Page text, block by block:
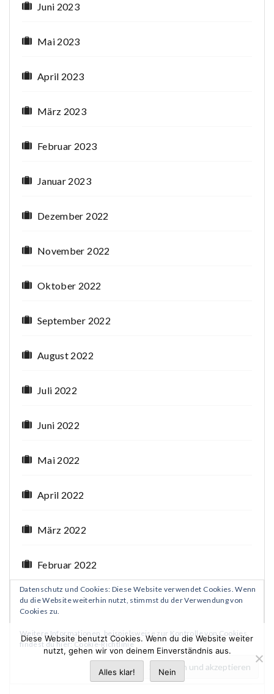
Juni 2023
Mai 2023
April 2023
März 2023
Februar 2023
Januar 2023
Dezember 2022
November 2022
Oktober 2022
September 2022
August 2022
Juli 2022
Juni 2022
Mai 2022
April 2022
März 2022
Februar 2022
Januar 2022
Dezember 2021
November 2021
Datenschutz und Cookies: Diese Website verwendet Cookies. Wenn
du die Website weiterhin nutzt, stimmst du der Verwendung von
Cookies zu.
Weitere Informationen, beispielsweise zur Kontrolle von Cookies,
findest du hier:Cookie-Richtlinie
Diese Website benutzt Cookies. Wenn du die Website weiter
nutzt, gehen wir von deinem Einverständnis aus.
Alles klar! Nein